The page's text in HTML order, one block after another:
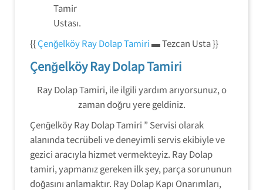
Tamir
Ustası.
{{Çenğelköy Ray Dolap Tamiri▬ Tezcan Usta }}
Çenğelköy Ray Dolap Tamiri
Ray Dolap Tamiri, ile ilgili yardım arıyorsunuz, o
zaman doğru yere geldiniz.
Çenğelköy Ray Dolap Tamiri ” Servisi olarak
alanında tecrübeli ve deneyimli servis ekibiyle ve
gezici aracıyla hizmet vermekteyiz. Ray Dolap
tamiri, yapmanız gereken ilk şey, parça sorununun
doğasını anlamaktır. Ray Dolap Kapı Onarımları,